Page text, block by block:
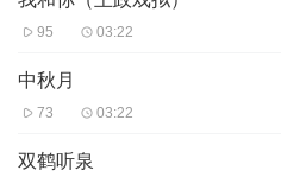
95 03:22
中秋月
73 03:22
双鹤听泉